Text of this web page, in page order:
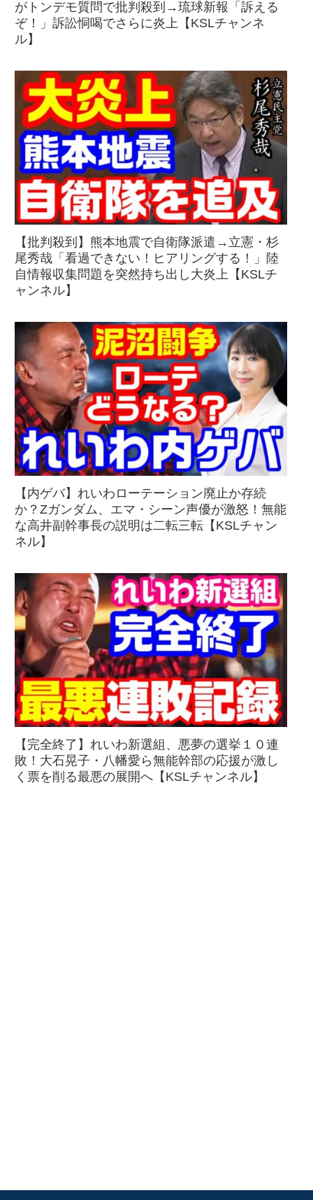
がトンデモ質問で批判殺到→琉球新報「訴える
ぞ！」訴訟恫喝でさらに炎上【KSLチャンネ
ル】
【批判殺到】熊本地震で自衛隊派遣→立憲・杉
尾秀哉「看過できない！ヒアリングする！」陸
自情報収集問題を突然持ち出し大炎上【KSLチ
ャンネル】
【内ゲバ】れいわローテーション廃止か存続
か？Zガンダム、エマ・シーン声優が激怒！無能
な高井副幹事長の説明は二転三転【KSLチャン
ネル】
【完全終了】れいわ新選組、悪夢の選挙１０連
敗！大石晃子・八幡愛ら無能幹部の応援が激し
く票を削る最悪の展開へ【KSLチャンネル】